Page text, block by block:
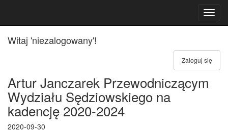
Witaj 'niezalogowany'!
Zaloguj się
Artur Janczarek Przewodniczącym
Wydziału Sędziowskiego na
kadencję 2020-2024
2020-09-30